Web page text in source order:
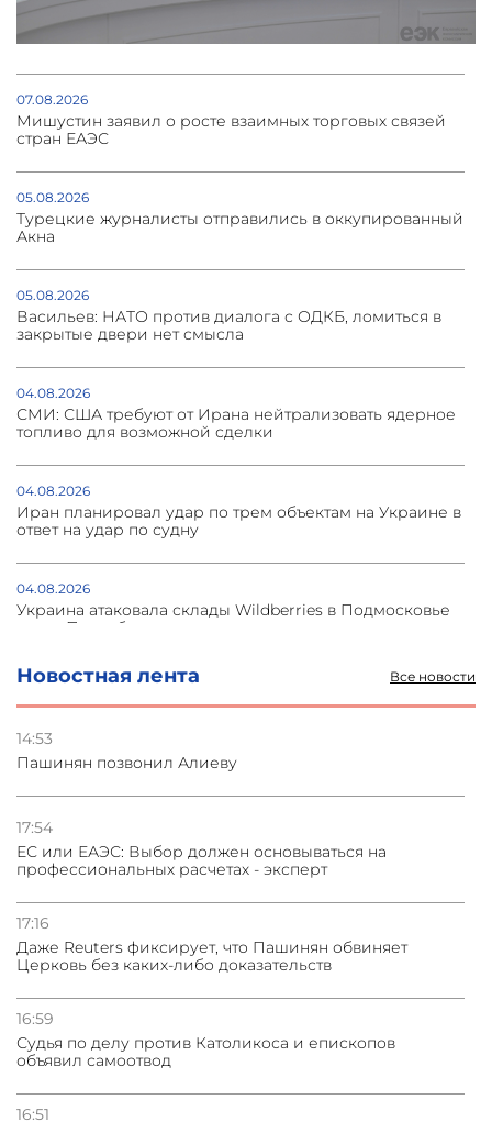
Новостная лента Все новости
14:53
Пашинян позвонил Алиеву
17:54
ЕС или ЕАЭС: Выбор должен основываться на
профессиональных расчетах - эксперт
17:16
Даже Reuters фиксирует, что Пашинян обвиняет
Церковь без каких-либо доказательств
16:59
Судья по делу против Католикоса и епископов
объявил самоотвод
16:51
07.08.2026
Мишустин заявил о росте взаимных торговых связей
стран ЕАЭС
05.08.2026
Турецкие журналисты отправились в оккупированный
Акна
05.08.2026
Васильев: НАТО против диалога с ОДКБ, ломиться в
закрытые двери нет смысла
04.08.2026
СМИ: США требуют от Ирана нейтрализовать ядерное
топливо для возможной сделки
04.08.2026
Иран планировал удар по трем объектам на Украине в
ответ на удар по судну
04.08.2026
Украина атаковала склады Wildberries в Подмосковье
и под Петербургом
03.08.2026
Стратегия безопасности ОДКБ допускает применение
Азербайджане
31.07.2026
Сотрудничество и очереди – детали визита главы
погрануправления СНБ Армении в Тбилиси